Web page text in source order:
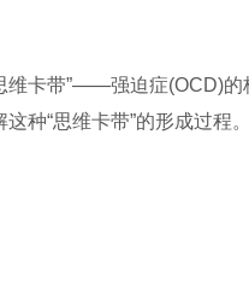
卡带”——强迫症(OCD)的
种“思维卡带”的形成过程。